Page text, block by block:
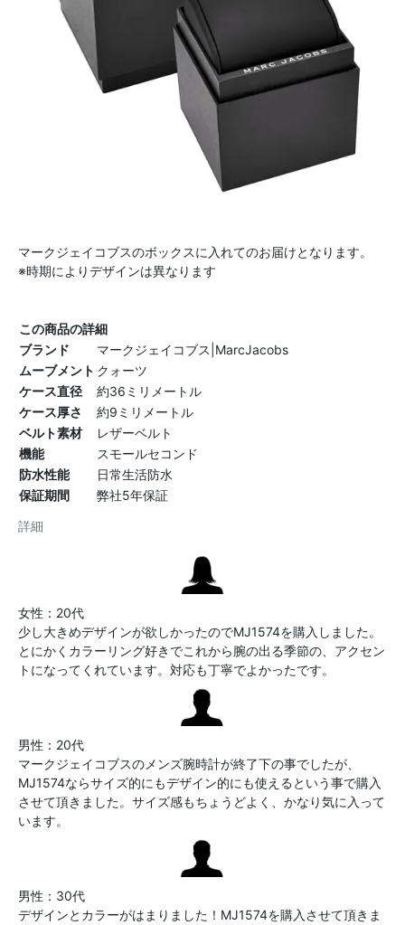
マークジェイコブスのボックスに入れてのお届けとなります。
※時期によりデザインは異なります
詳細
この商品の詳細
ブランド
マークジェイコブス|MarcJacobs
ムーブメント クォーツ
ケース直径
約36ミリメートル
ケース厚さ
約9ミリメートル
ベルト素材
レザーベルト
機能
スモールセコンド
防水性能
日常生活防水
保証期間
弊社5年保証
女性：20代
少し大きめデザインが欲しかったのでMJ1574を購入しました。
とにかくカラーリング好きでこれから腕の出る季節の、アクセン
トになってくれています。対応も丁寧でよかったです。
男性：20代
マークジェイコブスのメンズ腕時計が終了下の事でしたが、
MJ1574ならサイズ的にもデザイン的にも使えるという事で購入
させて頂きました。サイズ感もちょうどよく、かなり気に入って
います。
男性：30代
デザインとカラーがはまりました！MJ1574を購入させて頂きま